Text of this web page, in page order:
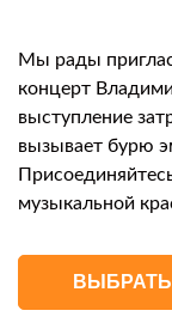
Мы рады
концерт
выступление
вызывает бурю
музыкальной